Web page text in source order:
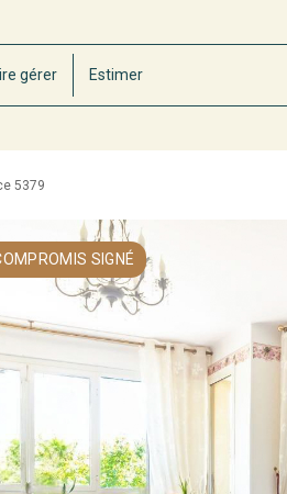
gérer Estimer
5379
SIGNÉ